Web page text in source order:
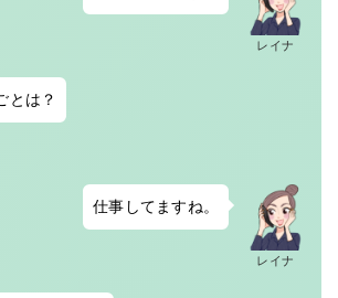
レイナ
とは？
レイナ
仕事してますね。